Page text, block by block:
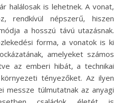
halálosak is lehetnek. A vonat,
rendkívül népszerű, hiszen
a hosszú távú utazásnak.
forma, a vonatok is ki
amelyeket számos
az emberi hibát, a technikai
tényezőket. Az ilyen
messze túlmutatnak az anyagi